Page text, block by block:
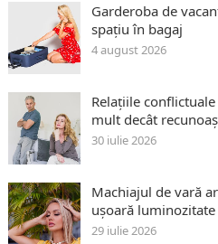
Garderoba de
spațiu în bagaj
4 august 2026
Relațiile
mult decât
30 iulie 2026
Machiajul de vară
ușoară
29 iulie 2026